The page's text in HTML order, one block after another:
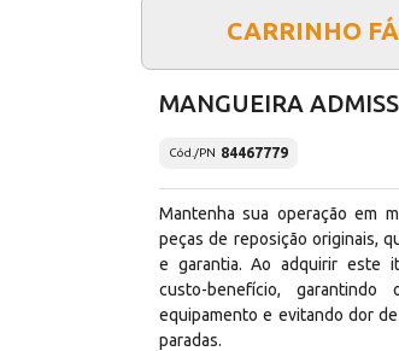
CARRINHO
MANGUEIRA
Cód./PN 84467779
Mantenha sua operação em
peças de reposição originais,
e garantia. Ao adquirir este
custo-benefício,
equipamento e evitando dor
paradas.